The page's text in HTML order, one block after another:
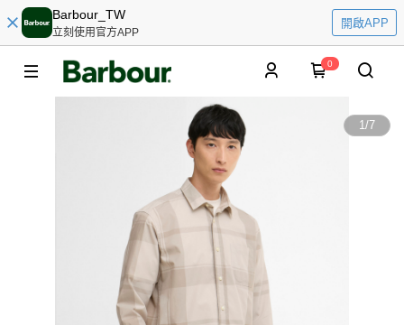
Barbour_TW
立刻使用官方APP
開啟APP
0
1/7